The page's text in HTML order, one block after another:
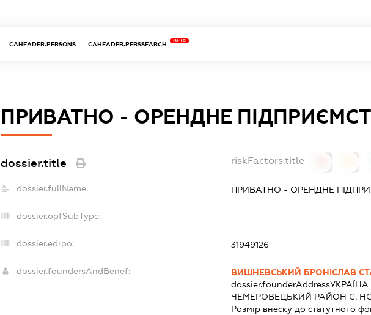
CAHEADER.PERSONS CAHEADER.PERSSEARCH
BETA
ПРИВАТНО - ОРЕНДНЕ
dossier.title riskFactors.title
dossier.fullName: ПРИВАТНО - ОРЕНДНЕ
dossier.opfSubType: -
dossier.edrpo: 31949126
dossier.foundersAndBenef:
ВИШНЕВСЬКИЙ БРОНІСЛАВ
dossier.founderAddress
ЧЕМЕРОВЕЦЬКИЙ РАЙОН С.
Розмір внеску до статутного